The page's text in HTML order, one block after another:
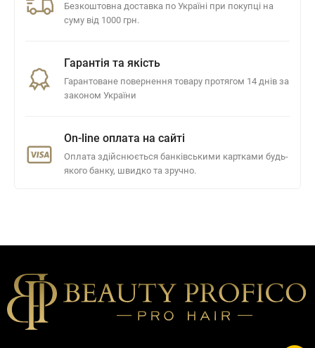
Безкоштовна доставка по Україні при покупці на
суму від 1000 грн.
Гарантія та якість
Гарантоване повернення товару протягом 14 днів за
законом України
On-line оплата на сайті
Оплата здійснюється банківськими картками будь-
якого банку, швидко та зручно.